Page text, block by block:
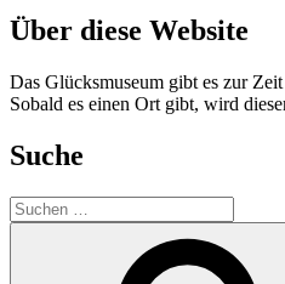
Über diese Website
Das Glücksmuseum gibt es zur
Sobald es einen Ort gibt, wird
Suche
Suche
nach: